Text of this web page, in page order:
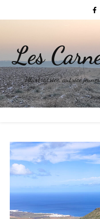
Les
Illustratrice, autrice